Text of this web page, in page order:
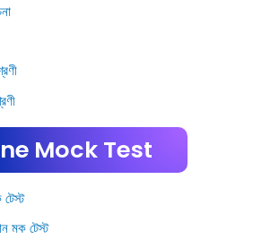
Mock Test
মক টেস্ট